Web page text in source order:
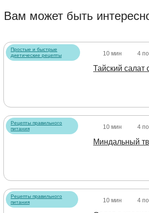
Вам может быть
Простые и быстрые
диетические рецепты
10 мин 4
Тайский салат
Рецепты правильного
питания
10 мин 4
Миндальный
Рецепты правильного
питания
10 мин 4